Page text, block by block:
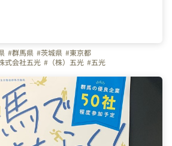
#群馬県 #茨城県 #東京都
式会社五光 #（株）五光 #五光